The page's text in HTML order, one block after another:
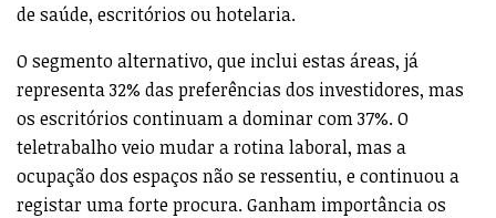
de saúde, escritórios ou hotelaria.
O segmento alternativo, que inclui estas áreas, já
representa 32% das preferências dos investidores, mas
os escritórios continuam a dominar com 37%. O
teletrabalho veio mudar a rotina laboral, mas a
ocupação dos espaços não se ressentiu, e continuou a
registar uma forte procura. Ganham importância os